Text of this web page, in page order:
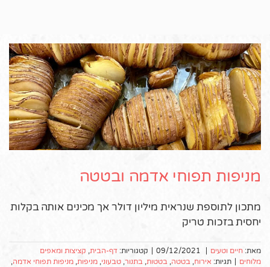
מניפות תפוחי אדמה ובטטה
מתכון לתוספת שנראית מיליון דולר אך מכינים אותה בקלות
יחסית בזכות טריק
מאת: חיים וטעים 09/12/2021 קטגוריות: דף-הבית, קציצות ומאפים
מלוחים
תגיות: אירוח, בטטה, בטטות, בתנור, טבעוני, מניפות, מניפות תפוחי אדמה,